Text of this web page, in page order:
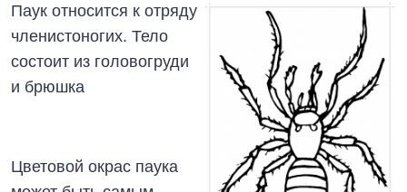
Паук относится к отряду
членистоногих. Тело
состоит из головогруди
и брюшка
Цветовой окрас паука